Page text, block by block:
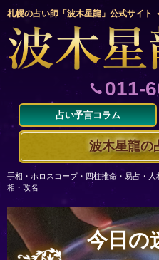
札幌の占い師「波木星龍」公式サイト
011-
占い予言コラム
波木星龍の
手相・ホロスコープ・四柱推命・易占・
相・改名
今日の